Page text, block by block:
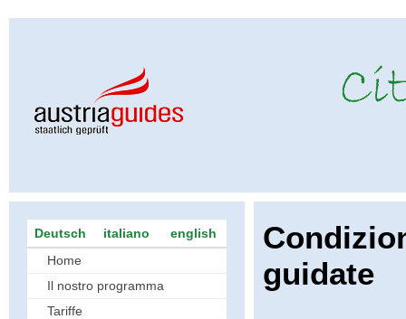
Deutsch italiano
english
Home
Il nostro programma
Tariffe
guidate